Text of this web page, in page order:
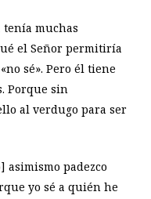
muchas
el Señor permitiría
sé». Pero él tiene
Porque sin
al verdugo para ser
asimismo padezco
yo sé a quién he